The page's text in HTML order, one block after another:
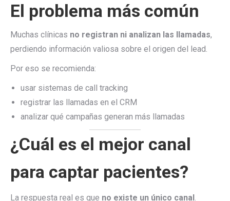
El problema más común
Muchas clínicas no registran ni analizan las llamadas,
perdiendo información valiosa sobre el origen del lead.
Por eso se recomienda:
usar sistemas de call tracking
registrar las llamadas en el CRM
analizar qué campañas generan más llamadas
¿Cuál es el mejor canal
para captar pacientes?
La respuesta real es que no existe un único canal.